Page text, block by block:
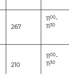
267
1100-
1130
210
1100-
1130